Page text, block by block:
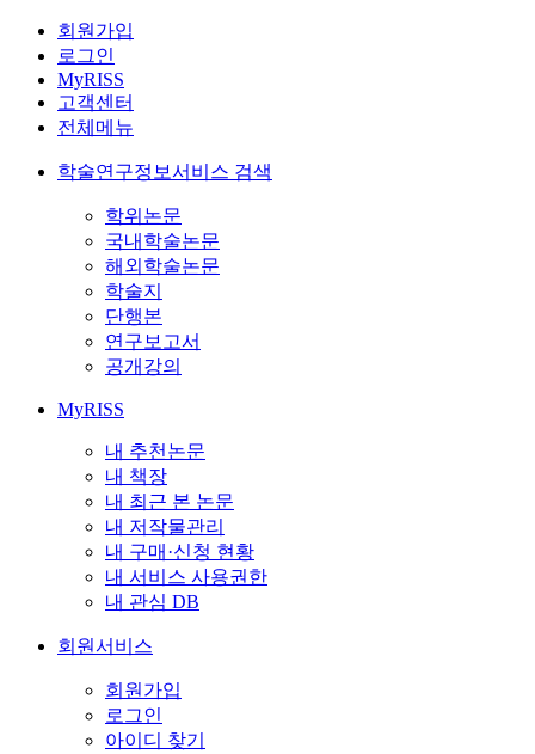
회원가입
로그인
MyRISS
고객센터
전체메뉴
학술연구정보서비스 검색
학위논문
국내학술논문
해외학술논문
학술지
단행본
연구보고서
공개강의
MyRISS
내 추천논문
내 책장
내 최근 본 논문
내 저작물관리
내 구매·신청 현황
내 서비스 사용권한
내 관심 DB
회원서비스
회원가입
로그인
아이디 찾기